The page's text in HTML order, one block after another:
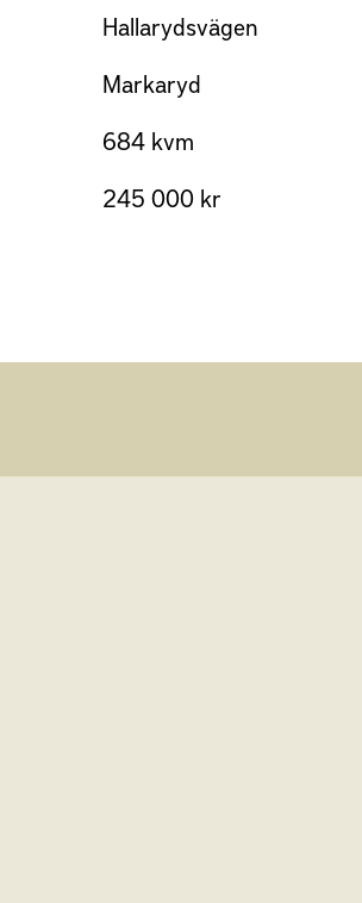
Hallarydsvägen
Markaryd
684 kvm
245 000 kr